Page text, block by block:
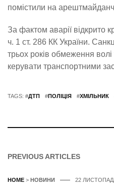
помістили на
За фактом аварії відкрито
ч. 1 ст. 286 КК України.
трьох років обмеження
керувати транспортними
TAGS: #ДТП #ПОЛІЦІЯ #ХМІЛЬНИК
PREVIOUS ARTICLES
HOME > НОВИНИ 22